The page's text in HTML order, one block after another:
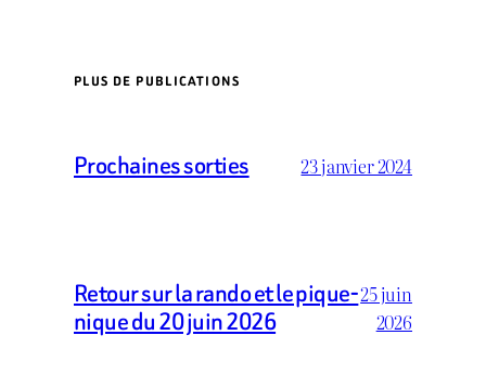
PLUS DE PUBLICATIONS
Prochaines sorties 23 janvier 2024
Retour sur la rando et le pique-
nique du 20 juin 2026
25 juin
2026